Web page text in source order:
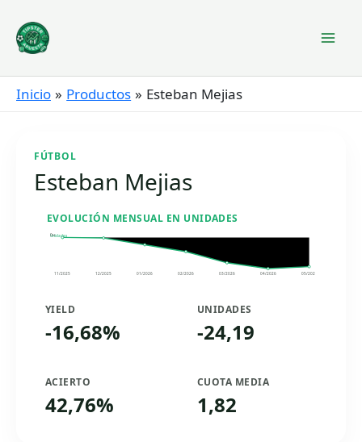
contenido
Inicio Productos Esteban Mejias
FÚTBOL
Esteban Mejias
EVOLUCIÓN MENSUAL EN UNIDADES
Unidades
0u
11/2025 12/2025 01/2026 02/2026 03/2026 04/2026 05/2026
YIELD
-16,68%
UNIDADES
-24,19
ACIERTO
42,76%
CUOTA MEDIA
1,82